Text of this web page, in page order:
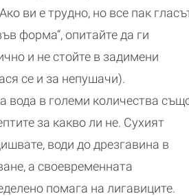
ви е трудно, но все пак
форма“, опитайте да ги
и не стойте в задимени
се и за непушачи).
вода в големи количества
за какво ли не. Сухият
води до дрезгавина в
а своевременната
помага на лигавиците.